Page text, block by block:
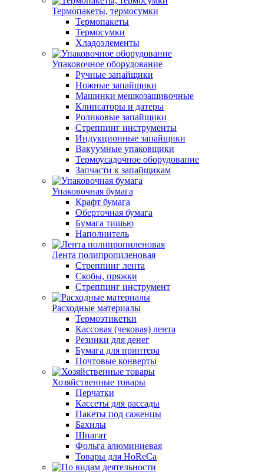
Термопакеты, термосумки
Термопакеты
Термосумки
Хладоэлементы
Упаковочное оборудование
Ручные запайщики
Ножные запайщики
Машинки мешкозашивочные
Клипсаторы и датеры
Роликовые запайщики
Стреппинг инструменты
Индукционные запайщики
Вакуумные упаковщики
Термоусадочное оборудование
Запчасти к запайщикам
Упаковочная бумага
Крафт бумага
Оберточная бумага
Бумага тишью
Наполнитель
Лента полипропиленовая
Стреппинг лента
Скобы, пряжки
Стреппинг инструмент
Расходные материалы
Термоэтикетки
Кассовая (чековая) лента
Резинки для денег
Бумага для принтера
Почтовые конверты
Хозяйственные товары
Перчатки
Кассеты для рассады
Пакеты под саженцы
Бахилы
Шпагат
Фольга алюминиевая
Товары для HoReCa